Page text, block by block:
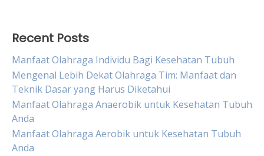
Recent Posts
Manfaat Olahraga Individu Bagi Kesehatan Tubuh
Mengenal Lebih Dekat Olahraga Tim: Manfaat dan
Teknik Dasar yang Harus Diketahui
Manfaat Olahraga Anaerobik untuk Kesehatan Tubuh
Anda
Manfaat Olahraga Aerobik untuk Kesehatan Tubuh
Anda